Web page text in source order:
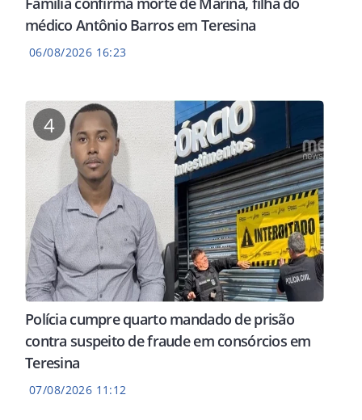
médico Antônio Barros em Teresina
06/08/2026 16:23
4
Polícia cumpre quarto mandado de prisão
contra suspeito de fraude em consórcios em
Teresina
07/08/2026 11:12